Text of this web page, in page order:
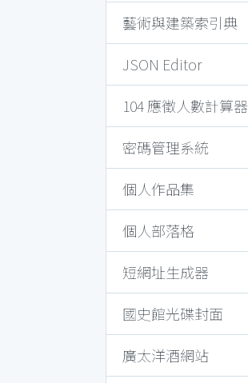
藝術與建築索引典
JSON Editor
104 應徵人數計算器
密碼管理系統
個人作品集
個人部落格
短網址生成器
國史館光碟封面
廣太洋酒網站